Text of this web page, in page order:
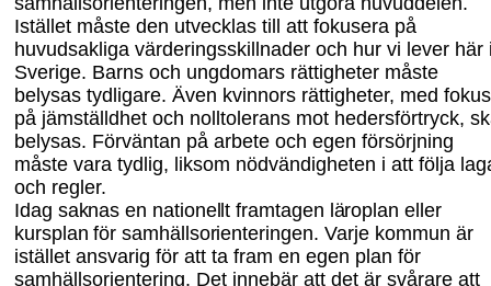
Istället måste den utvecklas till att fokusera på
huvudsakliga värderingsskillnader och hur vi lever här
Sverige. Barns och ungdomars rättigheter måste
belysas tydligare. Även kvinnors rättigheter, med fokus
på jämställdhet och nolltolerans mot hedersförtryck,
belysas. Förväntan på arbete och egen försörjning
måste vara tydlig, liksom nödvändigheten i att följa
och regler.
Idag saknas en nationellt framtagen läroplan eller
kursplan för samhällsorienteringen. Varje kommun är
istället ansvarig för att ta fram en egen plan för
samhällsorientering. Det innebär att det är svårare att